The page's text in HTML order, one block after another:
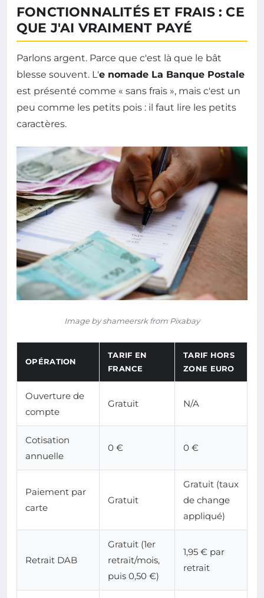
FONCTIONNALITÉS ET FRAIS : CE
QUE J'AI VRAIMENT PAYÉ
Parlons argent. Parce que c'est là que le bât
blesse souvent. L'e nomade La Banque Postale
est présenté comme « sans frais », mais c'est un
peu comme les petits pois : il faut lire les petits
caractères.
Image by shameersrk from Pixabay
OPÉRATION
TARIF EN
FRANCE
TARIF HORS
ZONE EURO
Ouverture de
compte
Gratuit N/A
Cotisation
annuelle
0 € 0 €
Paiement par
carte
Gratuit
Gratuit (taux
de change
appliqué)
Retrait DAB
Gratuit (1er
retrait/mois,
puis 0,50 €)
1,95 € par
retrait